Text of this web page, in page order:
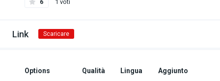
6 1 voti
Link Scaricare
Options Qualità Lingua Aggiunto